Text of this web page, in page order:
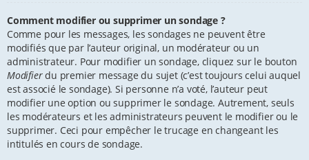
Comment modifier ou supprimer un sondage ?
Comme pour les messages, les sondages ne peuvent être
modifiés que par l’auteur original, un modérateur ou un
administrateur. Pour modifier un sondage, cliquez sur le bouton
Modifierdu premier message du sujet (c’est toujours celui auquel
est associé le sondage). Si personne n’a voté, l’auteur peut
modifier une option ou supprimer le sondage. Autrement, seuls
les modérateurs et les administrateurs peuvent le modifier ou le
supprimer. Ceci pour empêcher le trucage en changeant les
intitulés en cours de sondage.